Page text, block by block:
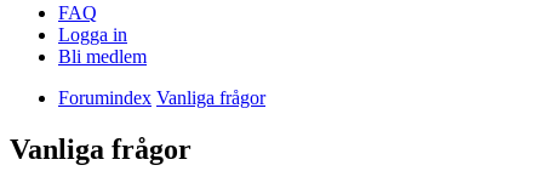
FAQ
Logga in
Bli medlem
Forumindex Vanliga frågor
Vanliga frågor